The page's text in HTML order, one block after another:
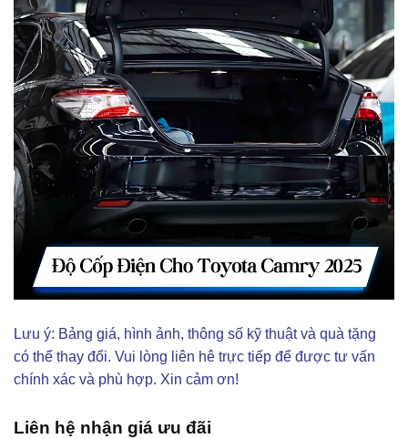
Lưu ý: Bảng giá, hình ảnh, thông số kỹ thuật và quà tặng
có thể thay đổi. Vui lòng liên hê trực tiếp để được tư vấn
chính xác và phù hợp. Xin cảm ơn!
Liên hệ nhận giá ưu đãi